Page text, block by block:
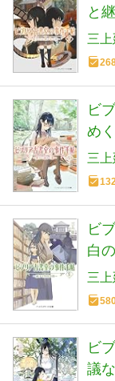
と
三上
ビ
め
三上
ビ
白
三上
ビ
議